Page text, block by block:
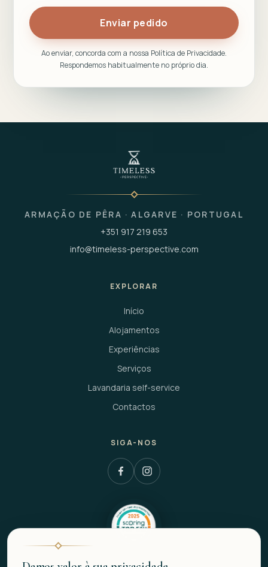
Enviar pedido
Ao enviar, concorda com a nossa Política de Privacidade.
Respondemos habitualmente no próprio dia.
ARMAÇÃO DE PÊRA · ALGARVE · PORTUGAL
+351 917 219 653
info@timeless-perspective.com
EXPLORAR
Início
Alojamentos
Experiências
Serviços
Lavandaria self-service
Contactos
SIGA-NOS